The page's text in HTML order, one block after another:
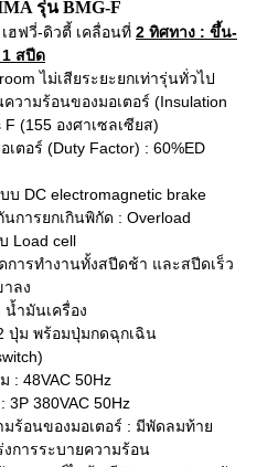
รุ่น BMG-F
ฮฟวี่-ดิวตี้ เคลื่อนที่ 2 ทิศทาง : ขึ้น-
1 สปีด
ไม่เสียระยะยกเท่ารุ่นทั่วไป
วามร้อนของมอเตอร์ (Insulation
F (155 องศาเซลเซียส)
ตอร์ (Duty Factor) : 60%ED
บ DC electromagnetic brake
การยกเกินพิกัด : Overload
Load cell
ารทำงานทั้งสปีดช้า และสปีดเร็ว
ลง
ำมันเครื่อง
ปุ่ม พร้อมปุ่มกดฉุกเฉิน
: 48VAC 50Hz
3P 380VAC 50Hz
มร้อนของมอเตอร์ : มีพัดลมท้าย
งการระบายความร้อน